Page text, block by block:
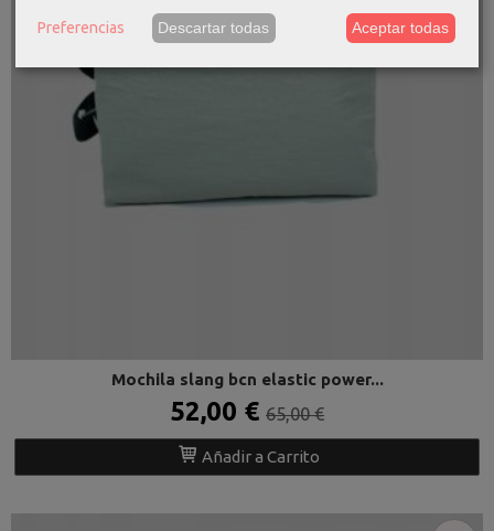
Mochila slang bcn elastic power...
52,00 € 65,00 €
Añadir a Carrito
Preferencias Descartar todas Aceptar todas